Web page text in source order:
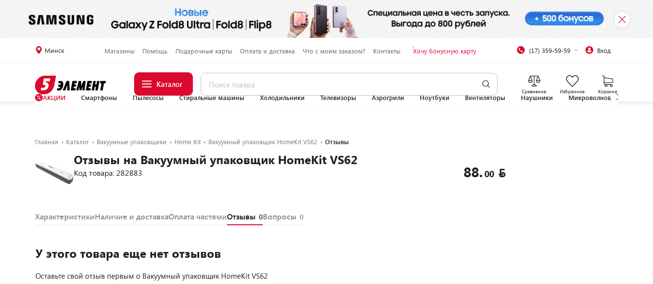
Минск Магазины Помощь Подарочные карты Оплата и доставка Что с моим заказом? Контакты Хочу бонусную карту (17) 359-59-59 Вход
Каталог
Сравнение Избранное Корзина
АКЦИИ Смартфоны Пылесосы Стиральные машины Холодильники Телевизоры Аэрогрили Ноутбуки Вентиляторы Наушники Микроволновые печи
Главная Каталог Вакуумные упаковщики Home Kit Вакуумный упаковщик HomeKit VS62 Отзывы
Отзывы на Вакуумный упаковщик HomeKit VS62
Код товара: 282883 88.00
ХарактеристикиНаличие и доставкаОплата частямиОтзывы 0Вопросы 0
У этого товара еще нет отзывов
Оставьте свой отзыв первым о Вакуумный упаковщик HomeKit VS62